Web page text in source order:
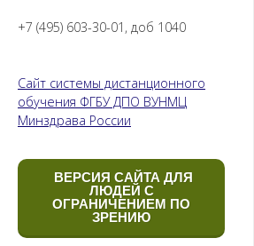
+7 (495) 603-30-01, доб 1040
Сайт системы дистанционного
обучения ФГБУ ДПО ВУНМЦ
Минздрава России
ВЕРСИЯ САЙТА ДЛЯ
ЛЮДЕЙ С
ОГРАНИЧЕНИЕМ ПО
ЗРЕНИЮ